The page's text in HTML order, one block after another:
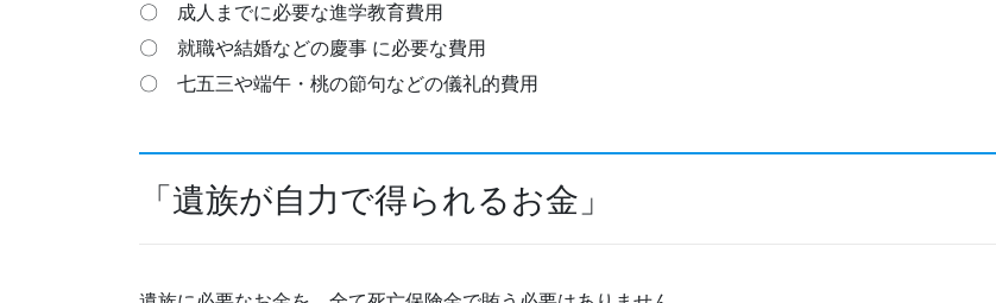
〇 成人までに必要な進学教育費用
〇 就職や結婚などの慶事 に必要な費用
〇 七五三や端午・桃の節句などの儀礼的費用
「遺族が自力で得られるお金」